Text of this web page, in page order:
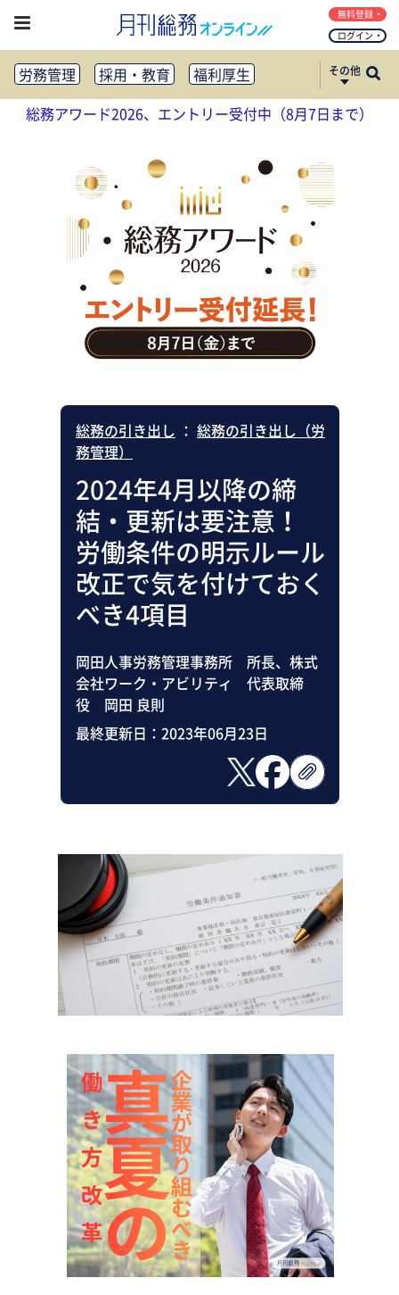
ログイン
無料登録
労務管理 採用・教育
福利厚生
健康経営
働き方改革
法務・コンプライアンス
リスクマネジメント・BCP
社外・社内広報
社外・社内コミュニケーション活性化
FM・オフィス移転
CSR・SDGs
テクノロジー活用・DX
助成金・補助金・コスト削減
アウトソーシング・BPO
調査・レポート
その他
総務アワード2026、エントリー受付中（8月7日まで）
総務の引き出し ： 総務の引き出し（労
務管理）
2024年4月以降の締
結・更新は要注意！
労働条件の明示ルール
改正で気を付けておく
べき4項目
岡田人事労務管理事務所 所長、株式
会社ワーク・アビリティ 代表取締
役 岡田 良則
最終更新日： 2023年06月23日